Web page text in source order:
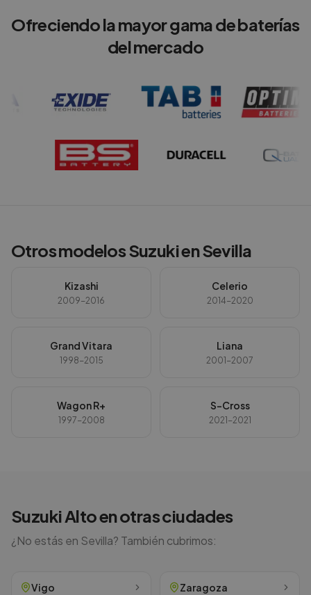
Ofreciendo la mayor gama de baterías
del mercado
Otros modelosSuzukienSevilla
Kizashi
2009-2016
Celerio
2014-2020
Grand Vitara
1998-2015
Liana
2001-2007
Wagon R+
1997-2008
S-Cross
2021-2021
SuzukiAltoen otras ciudades
¿No estás en Sevilla? También cubrimos:
Vigo Zaragoza